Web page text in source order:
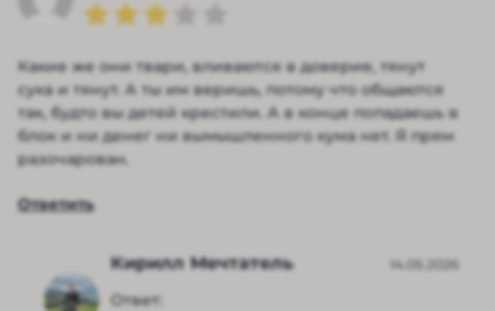
Какие же они твари, вливаются в доверие, тянут
сука и тянут. А ты им веришь, потому что общаются
так, будто вы детей крестили. А в конце попадаешь в
блок и ни денег ни вымышленного кума нет. Я прям
разочарован.
Ответить
Кирилл Мечтатель
Ответ:
14.05.2026